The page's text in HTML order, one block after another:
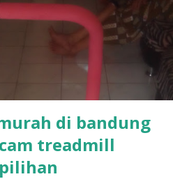
di bandung
treadmill